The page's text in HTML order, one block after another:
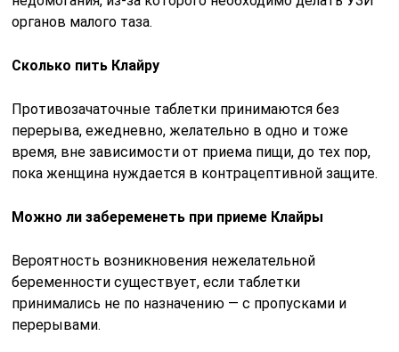
органов малого таза.
Сколько пить Клайру
Противозачаточные таблетки принимаются без
перерыва, ежедневно, желательно в одно и тоже
время, вне зависимости от приема пищи, до тех пор,
пока женщина нуждается в контрацептивной защите.
Можно ли забеременеть при приеме Клайры
Вероятность возникновения нежелательной
беременности существует, если таблетки
принимались не по назначению — с пропусками и
перерывами.